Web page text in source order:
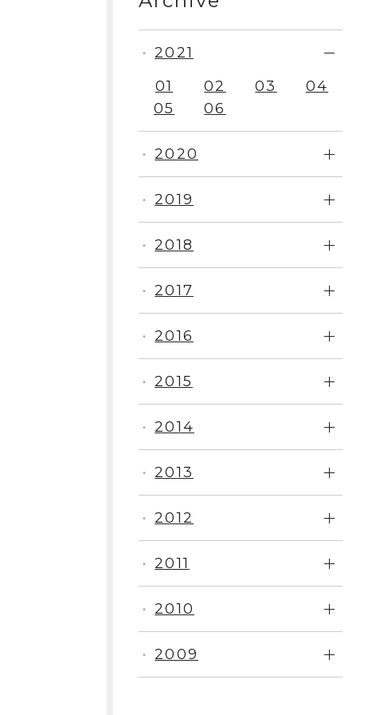
・ 2009
・ 2010
・ 2011
・ 2012
・ 2013
・ 2014
・ 2015
・ 2016
・ 2017
・ 2018
・ 2019
・ 2020
・
2021
01
02 03
04
05
06